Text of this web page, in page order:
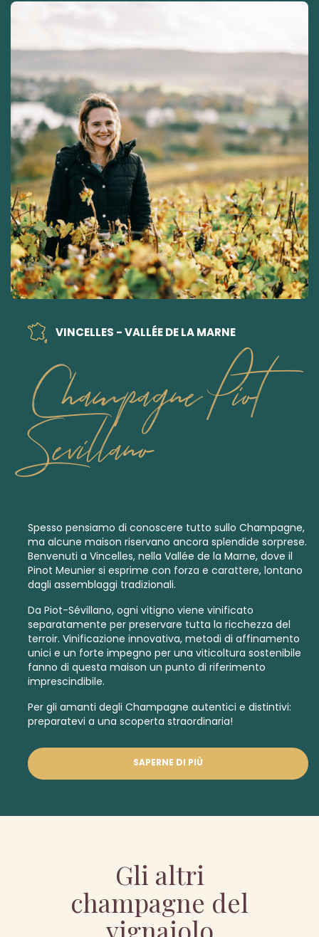
VINCELLES - VALLÉE DE LA MARNE
Champagne Piot
Sevillano
Spesso pensiamo di conoscere tutto sullo Champagne,
ma alcune maison riservano ancora splendide sorprese.
Benvenuti a Vincelles, nella Vallée de la Marne, dove il
Pinot Meunier si esprime con forza e carattere, lontano
dagli assemblaggi tradizionali.
Da Piot-Sévillano, ogni vitigno viene vinificato
separatamente per preservare tutta la ricchezza del
terroir. Vinificazione innovativa, metodi di affinamento
unici e un forte impegno per una viticoltura sostenibile
fanno di questa maison un punto di riferimento
imprescindibile.
Per gli amanti degli Champagne autentici e distintivi:
preparatevi a una scoperta straordinaria!
SAPERNE DI PIÙ
Gli altri
champagne del
vignaiolo